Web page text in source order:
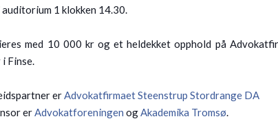
1 klokken 14.30.
med 10 000 kr og et heldekket opphold på
Finse.
erAdvokatfirmaet Steenstrup Stordrange DA
erAdvokatforeningen ogAkademika Tromsø.